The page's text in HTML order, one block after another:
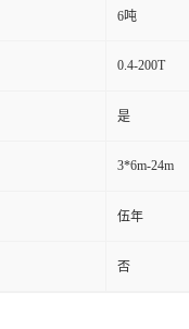
6吨
0.4-200T
是
3*6m-24m
伍年
否